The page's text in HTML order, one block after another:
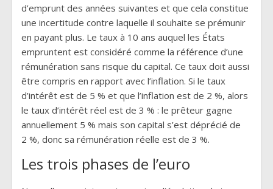
d’emprunt des années suivantes et que cela constitue
une incertitude contre laquelle il souhaite se prémunir
en payant plus. Le taux à 10 ans auquel les États
empruntent est considéré comme la référence d’une
rémunération sans risque du capital. Ce taux doit aussi
être compris en rapport avec l’inflation. Si le taux
d’intérêt est de 5 % et que l’inflation est de 2 %, alors
le taux d’intérêt réel est de 3 % : le prêteur gagne
annuellement 5 % mais son capital s’est déprécié de
2 %, donc sa rémunération réelle est de 3 %.
Les trois phases de l’euro